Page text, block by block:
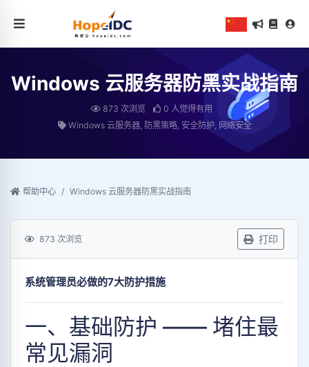
Windows 云服务器防黑实战指南
873 次浏览
0 人觉得有用
Windows 云服务器, 防黑策略, 安全防护, 网络安全
帮助中心 Windows 云服务器防黑实战指南
873 次浏览 打印
系统管理员必做的7大防护措施
一、基础防护 —— 堵住最
常见漏洞